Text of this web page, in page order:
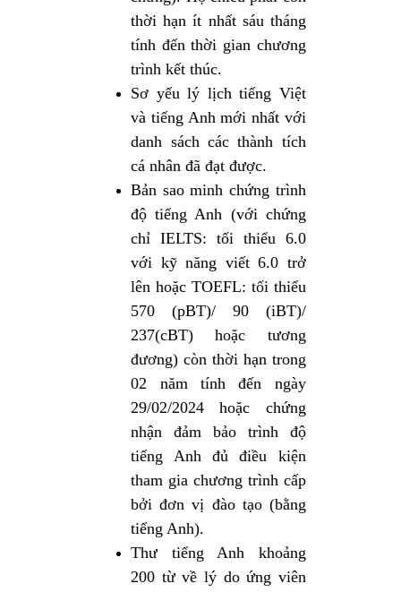
thời hạn ít nhất sáu tháng
tính đến thời gian chương
trình kết thúc.
Sơ yếu lý lịch tiếng Việt
và tiếng Anh mới nhất với
danh sách các thành tích
cá nhân đã đạt được.
Bản sao minh chứng trình
độ tiếng Anh (với chứng
chỉ IELTS: tối thiểu 6.0
với kỹ năng viết 6.0 trở
lên hoặc TOEFL: tối thiểu
570 (pBT)/ 90 (iBT)/
237(cBT) hoặc tương
đương) còn thời hạn trong
02 năm tính đến ngày
29/02/2024 hoặc chứng
nhận đảm bảo trình độ
tiếng Anh đủ điều kiện
tham gia chương trình cấp
bởi đơn vị đào tạo (bằng
tiếng Anh).
Thư tiếng Anh khoảng
200 từ về lý do ứng viên